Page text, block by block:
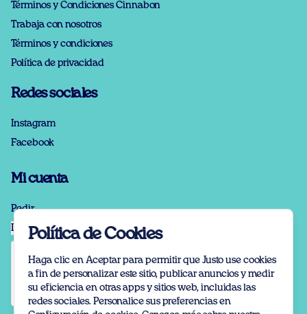
Términos y Condiciones Cinnabon
Trabaja con nosotros
Términos y condiciones
Política de privacidad
Redes sociales
Instagram
Facebook
Mi cuenta
Pedir
Iniciar sesión
Política de Cookies
Haga clic en Aceptar para permitir que Justo use cookies
a fin de personalizar este sitio, publicar anuncios y medir
su eficiencia en otras apps y sitios web, incluidas las
redes sociales. Personalice sus preferencias en